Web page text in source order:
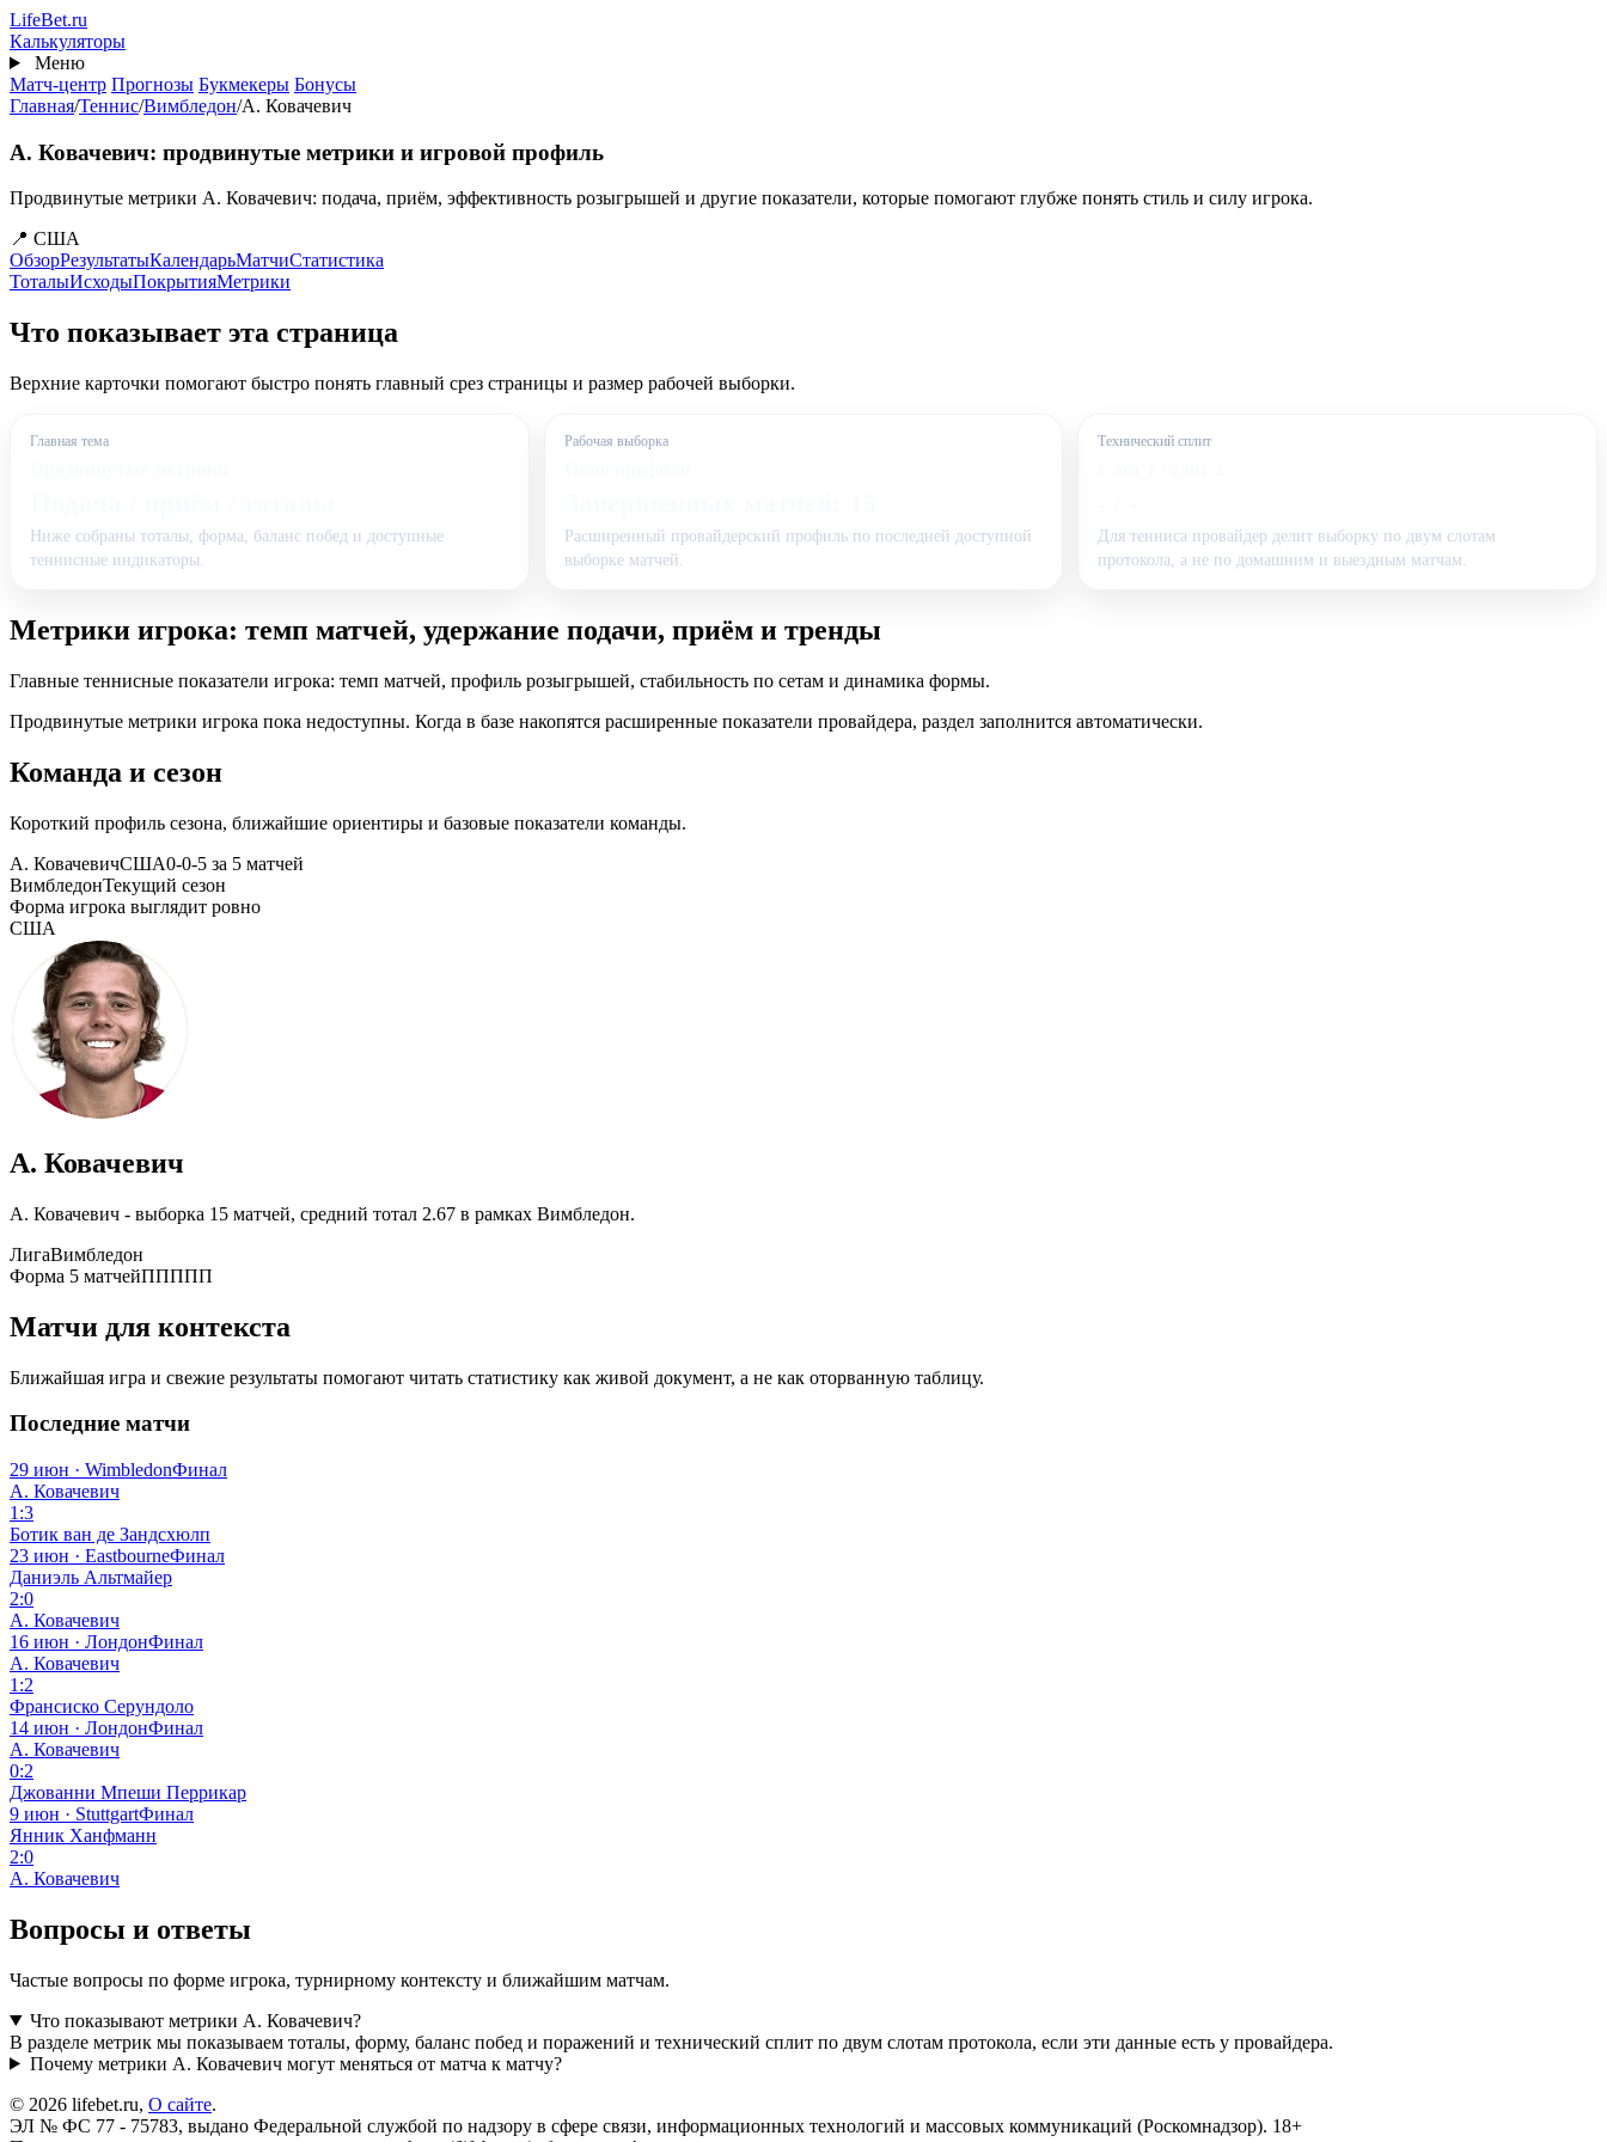
Перейти
к
основному
содержанию
LifeBet.ru
Калькуляторы
Меню
Матч-центр Прогнозы Букмекеры Бонусы
Главная/Теннис/Вимбледон/А. Ковачевич
А. Ковачевич: продвинутые метрики и игровой профиль
Продвинутые метрики А. Ковачевич: подача, приём, эффективность розыгрышей и другие показатели, которые помогают глубже понять стиль и силу игрока.
📍 США
ОбзорРезультатыКалендарьМатчиСтатистика
ТоталыИсходыПокрытияМетрики
Что показывает эта страница
Верхние карточки помогают быстро понять главный срез страницы и размер рабочей выборки.
Главная тема
Ниже собраны тоталы, форма, баланс побед и доступные
теннисные индикаторы.
Рабочая выборка
Расширенный провайдерский профиль по последней доступной
выборке матчей.
Технический сплит
Для тенниса провайдер делит выборку по двум слотам
протокола, а не по домашним и выездным матчам.
Метрики игрока: темп матчей, удержание подачи, приём и тренды
Главные теннисные показатели игрока: темп матчей, профиль розыгрышей, стабильность по сетам и динамика формы.
Продвинутые метрики игрока пока недоступны. Когда в базе накопятся расширенные показатели провайдера, раздел заполнится автоматически.
Команда и сезон
Короткий профиль сезона, ближайшие ориентиры и базовые показатели команды.
А. КовачевичСША0-0-5 за 5 матчей
ВимбледонТекущий сезон
Форма игрока выглядит ровно
США
А. Ковачевич
А. Ковачевич - выборка 15 матчей, средний тотал 2.67 в рамках Вимбледон.
ЛигаВимбледон
Форма 5 матчейППППП
Матчи для контекста
Ближайшая игра и свежие результаты помогают читать статистику как живой документ, а не как оторванную таблицу.
Последние матчи
29 июн · WimbledonФинал
А. Ковачевич
1:3
Ботик ван де Зандсхюлп
23 июн · EastbourneФинал
Даниэль Альтмайер
2:0
А. Ковачевич
16 июн · ЛондонФинал
А. Ковачевич
1:2
Франсиско Серундоло
14 июн · ЛондонФинал
А. Ковачевич
0:2
Джованни Мпеши Перрикар
9 июн · StuttgartФинал
Янник Ханфманн
2:0
А. Ковачевич
Вопросы и ответы
Частые вопросы по форме игрока, турнирному контексту и ближайшим матчам.
Что показывают метрики А. Ковачевич?
В разделе метрик мы показываем тоталы, форму, баланс побед и поражений и технический сплит по двум слотам протокола, если эти данные есть у провайдера.
Почему метрики А. Ковачевич могут меняться от матча к матчу?
© 2026 lifebet.ru, О сайте.
ЭЛ № ФС 77 - 75783, выдано Федеральной службой по надзору в сфере связи, информационных технологий и массовых коммуникаций (Роскомнадзор). 18+